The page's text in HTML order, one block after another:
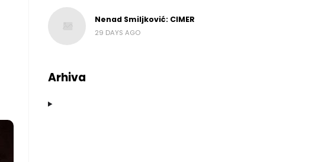
Nenad Smiljković: CIMER
29 DAYS AGO
Arhiva